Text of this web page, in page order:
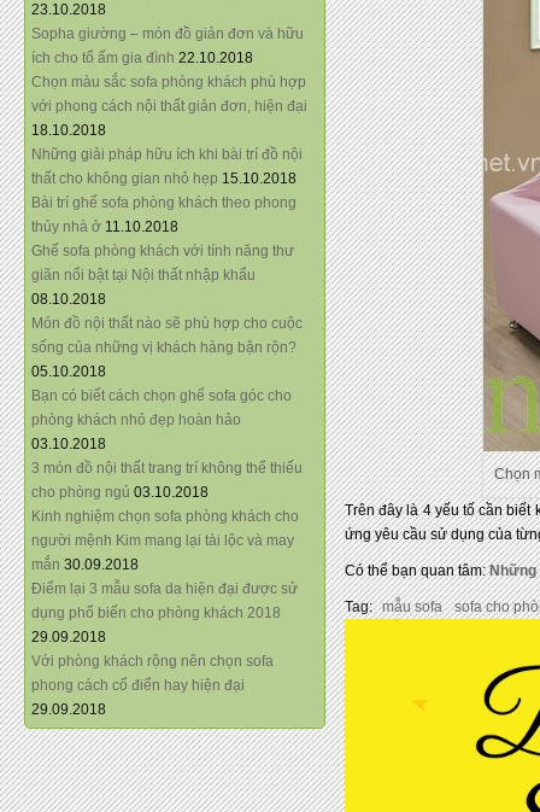
23.10.2018
Sopha giường – món đồ giản đơn và hữu
ích cho tổ ấm gia đình 22.10.2018
Chọn màu sắc sofa phòng khách phù hợp
với phong cách nội thất giản đơn, hiện đại
18.10.2018
Những giải pháp hữu ích khi bài trí đồ nội
thất cho không gian nhỏ hẹp 15.10.2018
Bài trí ghế sofa phòng khách theo phong
thủy nhà ở 11.10.2018
Ghế sofa phòng khách với tính năng thư
giãn nổi bật tại Nội thất nhập khẩu
08.10.2018
Món đồ nội thất nào sẽ phù hợp cho cuộc
sống của những vị khách hàng bận rộn?
05.10.2018
Bạn có biết cách chọn ghế sofa góc cho
phòng khách nhỏ đẹp hoàn hảo
03.10.2018
3 món đồ nội thất trang trí không thể thiếu
cho phòng ngủ 03.10.2018
Kinh nghiệm chọn sofa phòng khách cho
người mệnh Kim mang lại tài lộc và may
mắn 30.09.2018
Điểm lại 3 mẫu sofa da hiện đại được sử
dụng phổ biến cho phòng khách 2018
29.09.2018
Với phòng khách rộng nên chọn sofa
phong cách cổ điển hay hiện đại
29.09.2018
Chọn
Trên đây là 4 yếu tố cần biết
ứng yêu cầu sử dụng của
Có thể bạn quan tâm:
Tag: mẫu sofa sofa cho